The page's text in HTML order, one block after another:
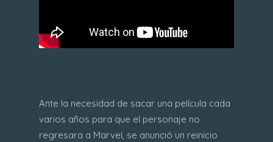
Ante la necesidad de sacar una película cada
varios años para que el personaje no
regresara a Marvel, se anunció un reinicio